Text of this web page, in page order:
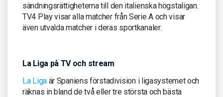
sändningsrättigheterna till den italienska högstaligan.
TV4 Play visar alla matcher från Serie A och visar
även utvalda matcher i deras sportkanaler.
La Liga på TV och stream
La Ligaär Spaniens förstadivision i ligasystemet och
räknas in bland de två eller tre största och bästa